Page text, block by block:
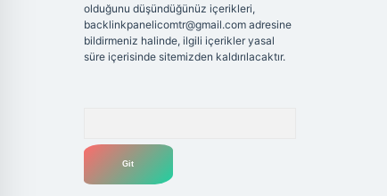
olduğunu düşündüğünüz içerikleri,
backlinkpanelicomtr@gmail.comadresine
bildirmeniz halinde, ilgili içerikler yasal
süre içerisinde sitemizden kaldırılacaktır.